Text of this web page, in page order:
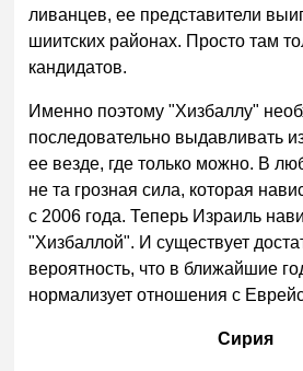
ливанцев, ее представители
шиитских районах. Просто там
кандидатов.
Именно поэтому "Хизбаллу"
последовательно выдавливать
ее везде, где только можно. В
не та грозная сила, которая
с 2006 года. Теперь Израиль
"Хизбаллой". И существует
вероятность, что в ближайшие
нормализует отношения с
Сирия